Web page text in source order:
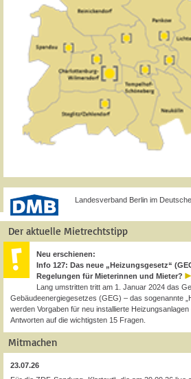
Landesverband Berlin im
Der aktuelle Mietrechtstipp
Neu erschienen:
Info 127: Das neue „Heizungsgesetz“
Regelungen für Mieterinnen und Mieter?
Lang umstritten tritt am 1. Januar 2024 das
Gebäudeenergiegesetzes (GEG) – das sogenannte
werden Vorgaben für neu installierte
Antworten auf die wichtigsten 15 Fragen.
Mitmachen
23.07.26